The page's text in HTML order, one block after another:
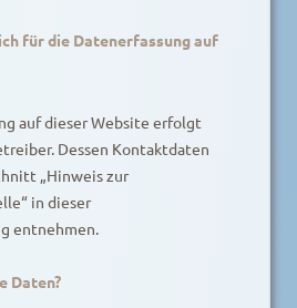
für die Datenerfassung auf
auf dieser Website erfolgt
Dessen Kontaktdaten
„Hinweis zur
in dieser
entnehmen.
Daten?